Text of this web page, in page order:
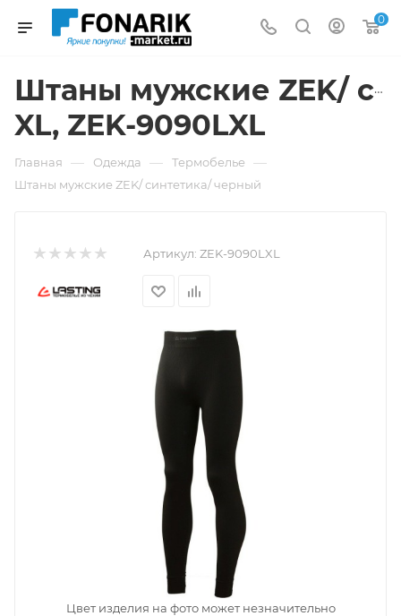
0
Штаны мужские ZEK/
XL, ZEK-9090LXL
Главная — Одежда — Термобелье —
Штаны мужские ZEK/ синтетика/ черный
Артикул: ZEK-9090LXL
Цвет изделия на фото может незначительно